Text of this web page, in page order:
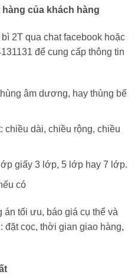
của khách hàng
2T qua chat facebook hoặc
để cung cấp thông tin
âm dương, hay thùng bế
chiều dài, chiều rộng, chiều
giấy 3 lớp, 5 lớp hay 7 lớp.
có
tối ưu, báo giá cụ thể và
đặt cọc, thời gian giao hàng,